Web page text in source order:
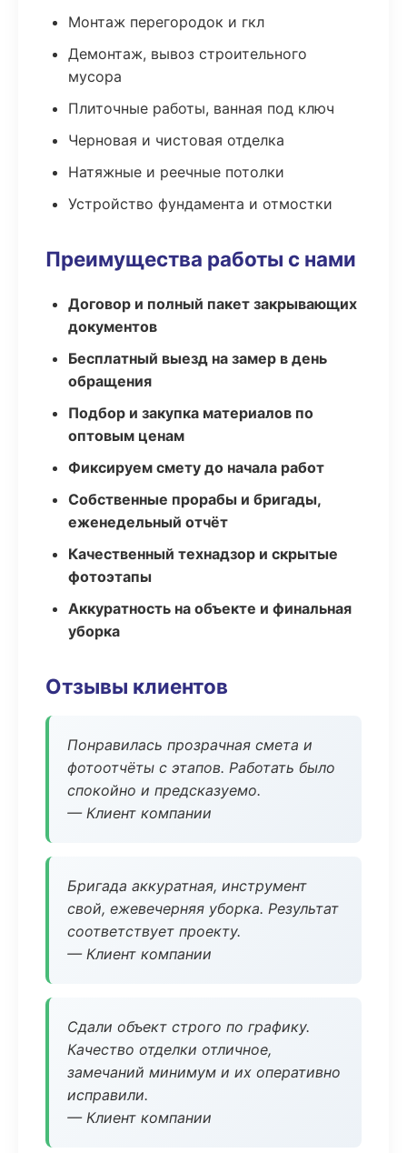
Монтаж перегородок и гкл
Демонтаж, вывоз строительного
мусора
Плиточные работы, ванная под ключ
Черновая и чистовая отделка
Натяжные и реечные потолки
Устройство фундамента и отмостки
Преимущества работы с нами
Договор и полный пакет закрывающих
документов
Бесплатный выезд на замер в день
обращения
Подбор и закупка материалов по
оптовым ценам
Фиксируем смету до начала работ
Собственные прорабы и бригады,
еженедельный отчёт
Качественный технадзор и скрытые
фотоэтапы
Аккуратность на объекте и финальная
уборка
Отзывы клиентов
Понравилась прозрачная смета и
фотоотчёты с этапов. Работать было
спокойно и предсказуемо.
— Клиент компании
Бригада аккуратная, инструмент
свой, ежевечерняя уборка. Результат
соответствует проекту.
— Клиент компании
Сдали объект строго по графику.
Качество отделки отличное,
замечаний минимум и их оперативно
исправили.
— Клиент компании